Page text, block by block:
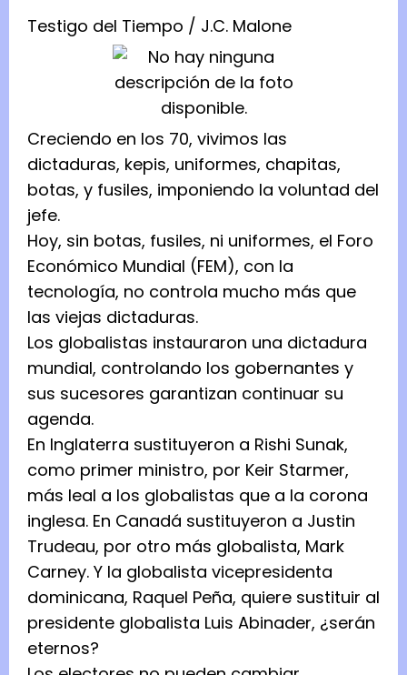
Testigo del Tiempo / J.C. Malone
Creciendo en los 70, vivimos las
dictaduras, kepis, uniformes, chapitas,
botas, y fusiles, imponiendo la voluntad del
jefe.
Hoy, sin botas, fusiles, ni uniformes, el Foro
Económico Mundial (FEM), con la
tecnología, no controla mucho más que
las viejas dictaduras.
Los globalistas instauraron una dictadura
mundial, controlando los gobernantes y
sus sucesores garantizan continuar su
agenda.
En Inglaterra sustituyeron a Rishi Sunak,
como primer ministro, por Keir Starmer,
más leal a los globalistas que a la corona
inglesa. En Canadá sustituyeron a Justin
Trudeau, por otro más globalista, Mark
Carney. Y la globalista vicepresidenta
dominicana, Raquel Peña, quiere sustituir al
presidente globalista Luis Abinader, ¿serán
eternos?